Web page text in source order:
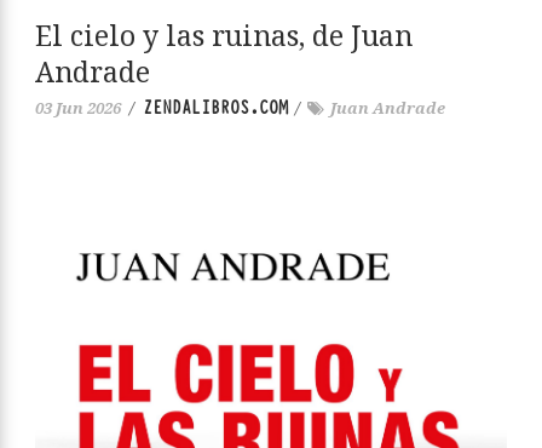
El cielo y las ruinas, de Juan
Andrade
03 Jun 2026 / ZENDALIBROS.COM/ Juan Andrade